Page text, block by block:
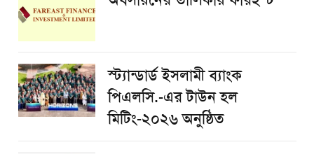
স্ট্যান্ডার্ড ইসলামী ব্যাংক
পিএলসি.-এর টাউন হল
মিটিং-২০২৬ অনুষ্ঠিত